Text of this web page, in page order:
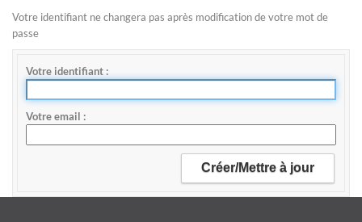
Votre identifiant ne changera pas après modification de votre mot de
passe
Votre identifiant
Votre email